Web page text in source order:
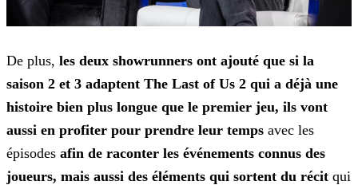
De plus, les deux showrunners ont ajouté que si la
saison 2 et 3 adaptent The Last of Us 2 qui a déjà une
histoire bien plus longue que le premier jeu, ils vont
aussi en profiter pour prendre leur temps avec les
épisodes afin de raconter les événements connus des
joueurs, mais aussi des éléments qui sortent du récit qui